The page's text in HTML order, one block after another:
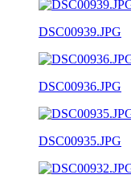
DSC00939.JPG
DSC00936.JPG
DSC00935.JPG